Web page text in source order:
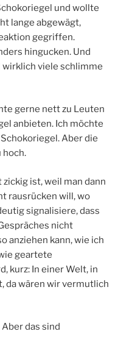
und wollte
lange abgewägt,
gegriffen.
hingucken. Und
wirklich viele schlimme
gerne nett zu Leuten
anbieten. Ich möchte
Aber die
hoch.
ist, weil man dann
rausrücken will, wo
signalisiere, dass
nicht
anziehen kann, wie ich
geartete
kurz: In einer Welt, in
da wären wir vermutlich
das sind